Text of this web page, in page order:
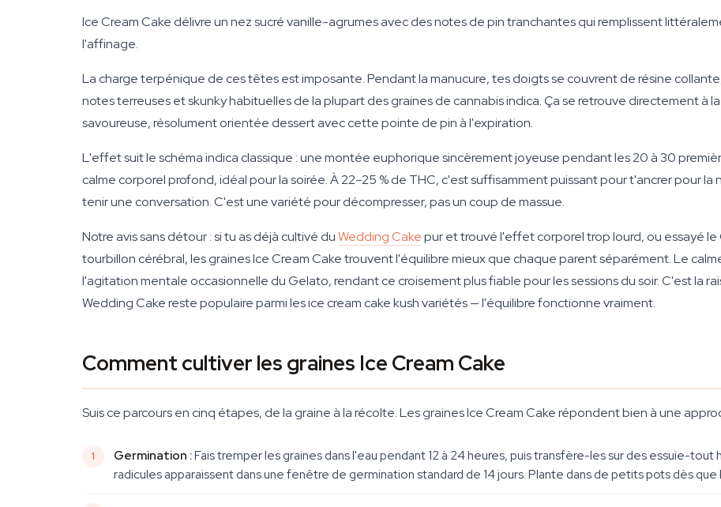
Ice Cream Cake délivre un nez sucré vanille-agrumes avec des notes de pin tranchantes qui remplissent
l'affinage.
La charge terpénique de ces têtes est imposante. Pendant la manucure, tes doigts se couvrent de résine
notes terreuses et skunky habituelles de la plupart des graines de cannabis indica. Ça se retrouve directement à
savoureuse, résolument orientée dessert avec cette pointe de pin à l'expiration.
L'effet suit le schéma indica classique : une montée euphorique sincèrement joyeuse pendant les 20 à 30
calme corporel profond, idéal pour la soirée. À 22–25 % de THC, c'est suffisamment puissant pour t'ancrer pour la
tenir une conversation. C'est une variété pour décompresser, pas un coup de massue.
Notre avis sans détour : si tu as déjà cultivé duWedding Cakepur et trouvé l'effet corporel trop lourd, ou essayé
tourbillon cérébral, les graines Ice Cream Cake trouvent l'équilibre mieux que chaque parent séparément. Le
l'agitation mentale occasionnelle du Gelato, rendant ce croisement plus fiable pour les sessions du soir. C'est la
Wedding Cake reste populaire parmi les ice cream cake kush variétés — l'équilibre fonctionne vraiment.
Comment cultiver les graines Ice Cream Cake
Suis ce parcours en cinq étapes, de la graine à la récolte. Les graines Ice Cream Cake répondent bien à une
Germination :Fais tremper les graines dans l'eau pendant 12 à 24 heures, puis transfère-les sur des essuie-
radicules apparaissent dans une fenêtre de germination standard de 14 jours. Plante dans de petits pots dès que